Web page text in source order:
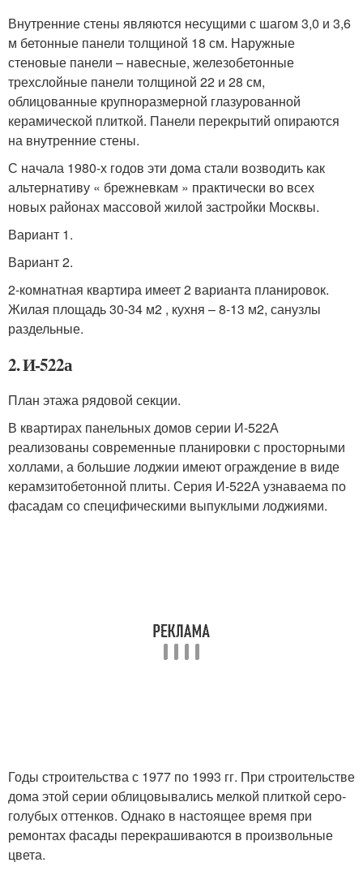
Внутренние стены являются несущими с шагом 3,0 и 3,6
м бетонные панели толщиной 18 см. Наружные
стеновые панели – навесные, железобетонные
трехслойные панели толщиной 22 и 28 см,
облицованные крупноразмерной глазурованной
керамической плиткой. Панели перекрытий опираются
на внутренние стены.
С начала 1980-х годов эти дома стали возводить как
альтернативу « брежневкам » практически во всех
новых районах массовой жилой застройки Москвы.
Вариант 1.
Вариант 2.
2-комнатная квартира имеет 2 варианта планировок.
Жилая площадь 30-34 м2 , кухня – 8-13 м2, санузлы
раздельные.
2. И-522а
План этажа рядовой секции.
В квартирах панельных домов серии И-522А
реализованы современные планировки с просторными
холлами, а большие лоджии имеют ограждение в виде
керамзитобетонной плиты. Серия И-522А узнаваема по
фасадам со специфическими выпуклыми лоджиями.
Годы строительства с 1977 по 1993 гг. При строительстве
дома этой серии облицовывались мелкой плиткой серо-
голубых оттенков. Однако в настоящее время при
ремонтах фасады перекрашиваются в произвольные
цвета.